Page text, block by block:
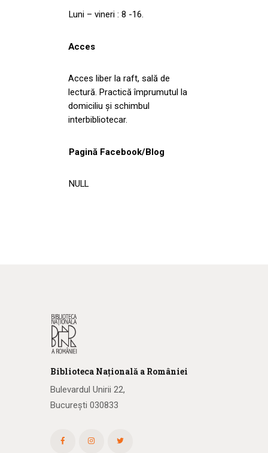
Luni – vineri : 8 -16.
Acces
Acces liber la raft, sală de
lectură. Practică împrumutul la
domiciliu şi schimbul
interbibliotecar.
Pagină Facebook/Blog
NULL
Biblioteca Națională a României
Bulevardul Unirii 22,
București 030833